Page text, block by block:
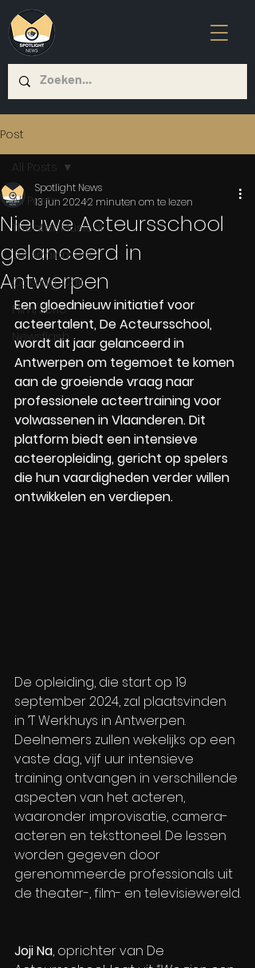
Post
All Posts
Theater/Musical
Entertainment
Casting-Call
Film/Serie
Newsflash
All Posts
Nieuwe Acteursschool
gelanceerd in
Antwerpen
Spotlight News
13 jun 20242 minuten om te lezen
Een gloednieuw initiatief voor
acteertalent, De Acteursschool,
wordt dit jaar gelanceerd in
Antwerpen om tegemoet te komen
aan de groeiende vraag naar
professionele acteertraining voor
volwassenen in Vlaanderen. Dit
platform biedt een intensieve
acteeropleiding, gericht op spelers
die hun vaardigheden verder willen
ontwikkelen en verdiepen.
De opleiding, die start op 19
september 2024, zal plaatsvinden
in ’T Werkhuys in Antwerpen.
Deelnemers zullen wekelijks op een
vaste dag, vijf uur intensieve
training ontvangen in verschillende
aspecten van het acteren,
waaronder improvisatie, camera-
acteren en teksttoneel. De lessen
worden gegeven door
gerenommeerde professionals uit
de theater-, film- en televisiewereld.
Joji Na, oprichter van De